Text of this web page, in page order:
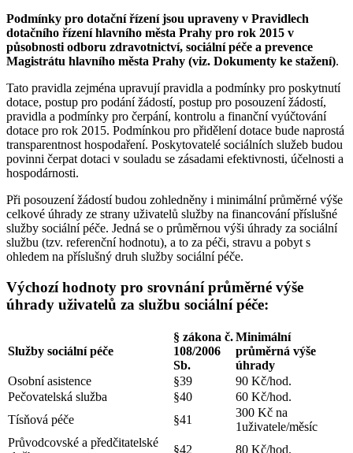
Podmínky pro dotační řízení jsou upraveny v Pravidlech
dotačního řízení hlavního města Prahy pro rok 2015 v
působnosti odboru zdravotnictví, sociální péče a prevence
Magistrátu hlavního města Prahy (viz. Dokumenty ke stažení).
Tato pravidla zejména upravují pravidla a podmínky pro poskytnutí
dotace, postup pro podání žádostí, postup pro posouzení žádostí,
pravidla a podmínky pro čerpání, kontrolu a finanční vyúčtování
dotace pro rok 2015. Podmínkou pro přidělení dotace bude naprostá
transparentnost hospodaření. Poskytovatelé sociálních služeb budou
povinni čerpat dotaci v souladu se zásadami efektivnosti, účelnosti a
hospodárnosti.
Při posouzení žádostí budou zohledněny i minimální průměrné výše
celkové úhrady ze strany uživatelů služby na financování příslušné
služby sociální péče. Jedná se o průměrnou výši úhrady za sociální
službu (tzv. referenční hodnotu), a to za péči, stravu a pobyt s
ohledem na příslušný druh služby sociální péče.
Výchozí hodnoty pro srovnání průměrné výše
úhrady uživatelů za službu sociální péče:
Služby sociální péče
§ zákona č.
108/2006
Sb.
Minimální
průměrná výše
úhrady
Osobní asistence
§39
90 Kč/hod.
Pečovatelská služba
§40
60 Kč/hod.
Tísňová péče
§41
300 Kč na
1uživatele/měsíc
Průvodcovské a předčitatelské
§42 80 Kč/hod.